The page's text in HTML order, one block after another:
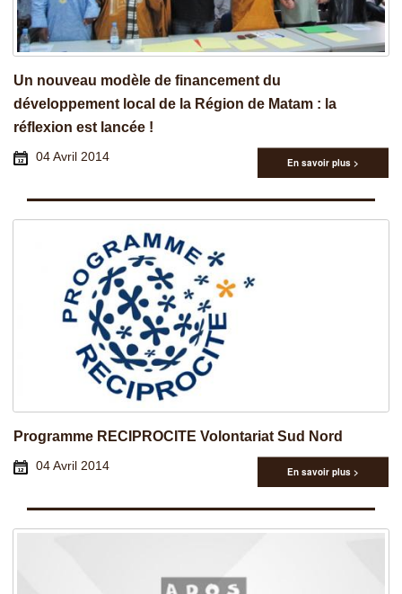
Un nouveau modèle de financement du
développement local de la Région de Matam : la
réflexion est lancée !
04 Avril 2014 En savoir plus >
Programme RECIPROCITE Volontariat Sud Nord
04 Avril 2014 En savoir plus >